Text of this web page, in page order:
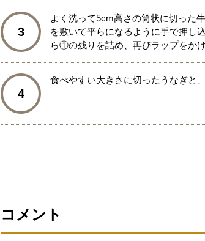
3
よく洗って5cm高さの筒状に切った
を敷いて平らになるように手で押し
ら①の残りを詰め、再びラップをか
4
食べやすい大きさに切ったうなぎと
コメント